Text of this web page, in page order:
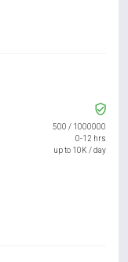
500 / 1000000
0-12 hrs
up to 10K / day